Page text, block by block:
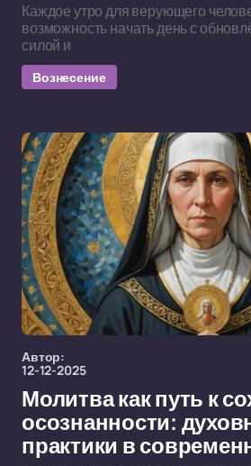
Каждое утро для верующего
возможность начать день с
силой и
Вознесение
Автор:
12-12-2025
Молитва как путь к
осознанности:
практики в